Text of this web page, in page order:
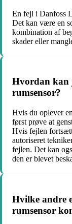
En fejl i Danfoss
Det kan være en
kombination af
skader eller
Hvordan kan
rumsensor?
Hvis du oplever
først prøve at
Hvis fejlen
autoriseret
fejlen. Det kan
den er blevet
Hvilke andre
rumsensor